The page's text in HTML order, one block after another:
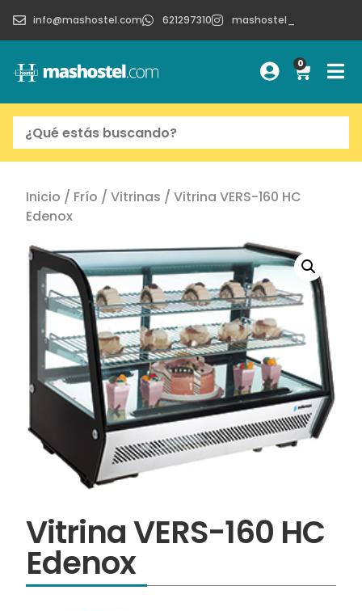
info@mashostel.com 621297310 mashostel_
0
Inicio / Frío / Vitrinas / Vitrina VERS-160 HC
Edenox
Vitrina VERS-160 HC
Edenox